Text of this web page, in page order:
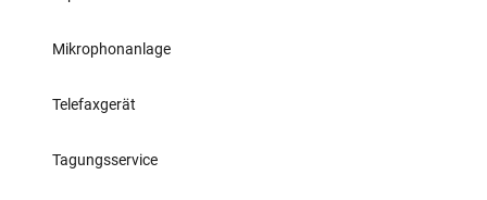
Mikrophonanlage
Telefaxgerät
Tagungsservice